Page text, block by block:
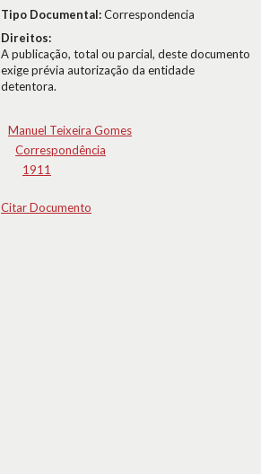
Tipo Documental:Correspondencia
Direitos:
A publicação, total ou parcial, deste documento
exige prévia autorização da entidade
detentora.
Manuel Teixeira Gomes
Correspondência
1911
Citar Documento